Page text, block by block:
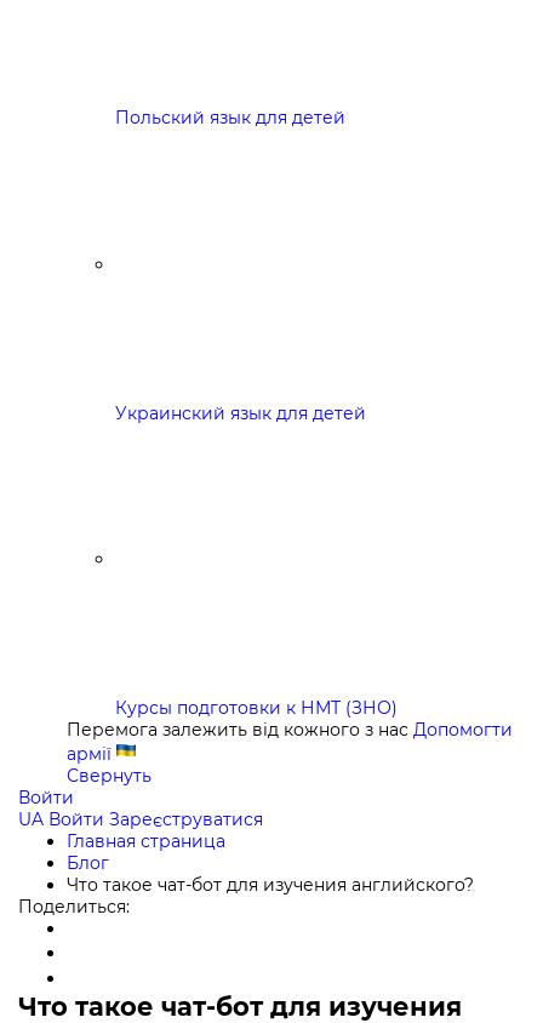
Польский язык для детей
Украинский язык для детей
Курсы подготовки к НМТ (ЗНО)
Перемога залежить від кожного з нас Допомогти
армії
Свернуть
Войти
UA Войти Зареєструватися
Главная страница
Блог
Что такое чат-бот для изучения английского?
Поделиться:
Что такое чат-бот для изучения